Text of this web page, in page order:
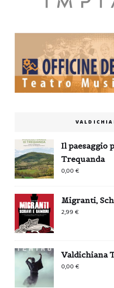
Il paesaggio
Trequanda
0,00€
Migranti,
2,99€
Valdichiana
0,00€